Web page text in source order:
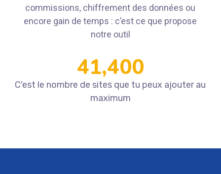
commissions, chiffrement des données ou
encore gain de temps : c’est ce que propose
notre outil
43,266
C'est le nombre de sites que tu peux ajouter au
maximum